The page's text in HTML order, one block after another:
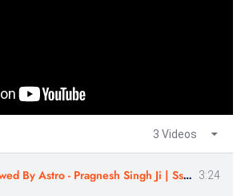
3 Videos
Reviewed By Astro - Pragnesh Singh Ji | Sshree Astro Vastu 3:24